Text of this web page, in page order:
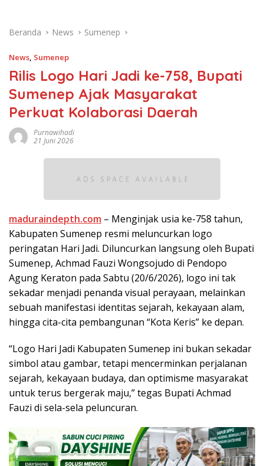
Beranda News Sumenep
News, Sumenep
Rilis Logo Hari Jadi ke-758, Bupati
Sumenep Ajak Masyarakat
Perkuat Kolaborasi Daerah
Purnawihadi
21 Juni 2026
maduraindepth.com – Menginjak usia ke-758 tahun,
Kabupaten Sumenep resmi meluncurkan logo
peringatan Hari Jadi. Diluncurkan langsung oleh Bupati
Sumenep, Achmad Fauzi Wongsojudo di Pendopo
Agung Keraton pada Sabtu (20/6/2026), logo ini tak
sekadar menjadi penanda visual perayaan, melainkan
sebuah manifestasi identitas sejarah, kekayaan alam,
hingga cita-cita pembangunan “Kota Keris” ke depan.
“Logo Hari Jadi Kabupaten Sumenep ini bukan sekadar
simbol atau gambar, tetapi mencerminkan perjalanan
sejarah, kekayaan budaya, dan optimisme masyarakat
untuk terus bergerak maju,” tegas Bupati Achmad
Fauzi di sela-sela peluncuran.